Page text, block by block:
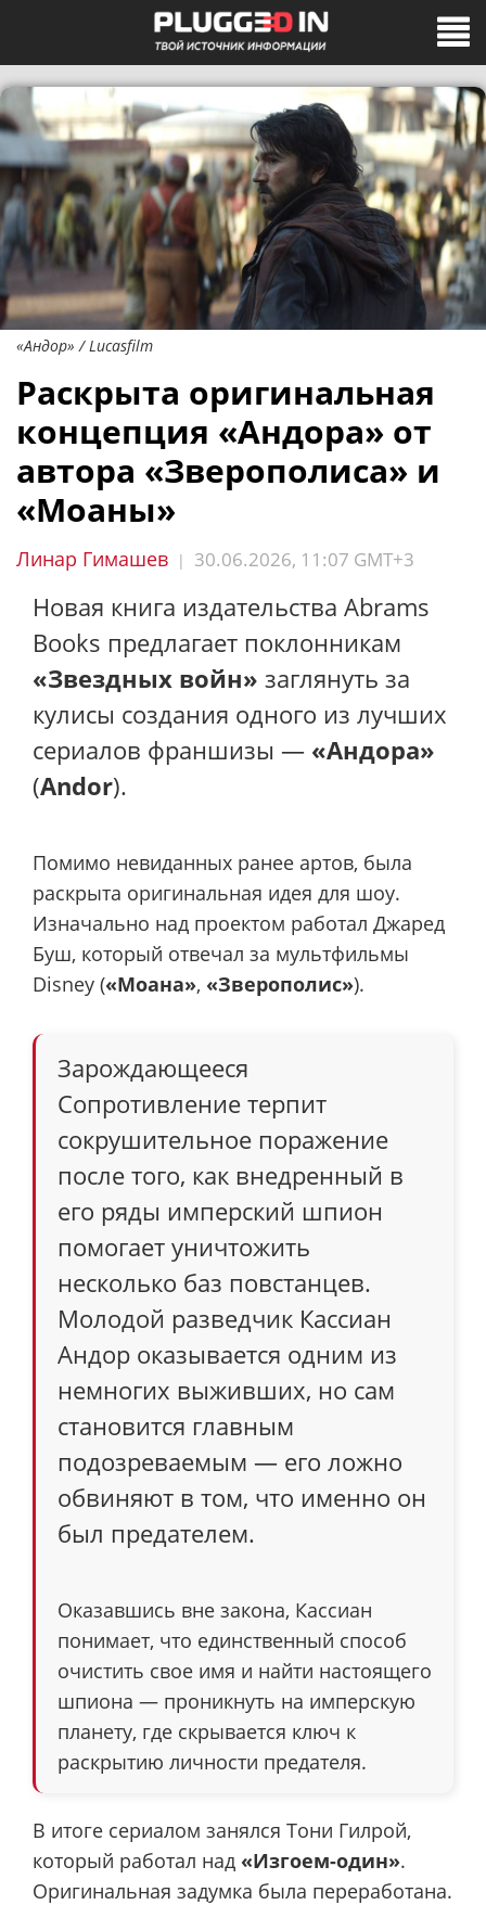
«Андор» / Lucasfilm
Раскрыта оригинальная
концепция «Андора» от
автора «Зверополиса» и
«Моаны»
Линар Гимашев | 30.06.2026, 11:07 GMT+3
Новая книга издательства Abrams
Books предлагает поклонникам
«Звездных войн» заглянуть за
кулисы создания одного из лучших
сериалов франшизы — «Андора»
(Andor).
Помимо невиданных ранее артов, была
раскрыта оригинальная идея для шоу.
Изначально над проектом работал Джаред
Буш, который отвечал за мультфильмы
Disney («Моана», «Зверополис»).
Зарождающееся
Сопротивление терпит
сокрушительное поражение
после того, как внедренный в
его ряды имперский шпион
помогает уничтожить
несколько баз повстанцев.
Молодой разведчик Кассиан
Андор оказывается одним из
немногих выживших, но сам
становится главным
подозреваемым — его ложно
обвиняют в том, что именно он
был предателем.
Оказавшись вне закона, Кассиан
понимает, что единственный способ
очистить свое имя и найти настоящего
шпиона — проникнуть на имперскую
планету, где скрывается ключ к
раскрытию личности предателя.
В итоге сериалом занялся Тони Гилрой,
который работал над «Изгоем-один».
Оригинальная задумка была переработана.